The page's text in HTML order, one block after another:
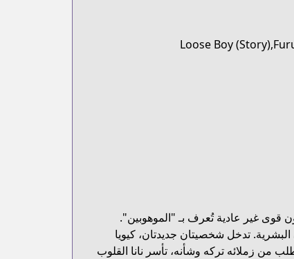
Loose Boy
قوى غير عادية تُعرف بـ "الموهوبين".
البشرية. تدخل شخصيتان جديدتان، كيويا
من زملائه تركه وشأنه، تأسر نانا القلوب